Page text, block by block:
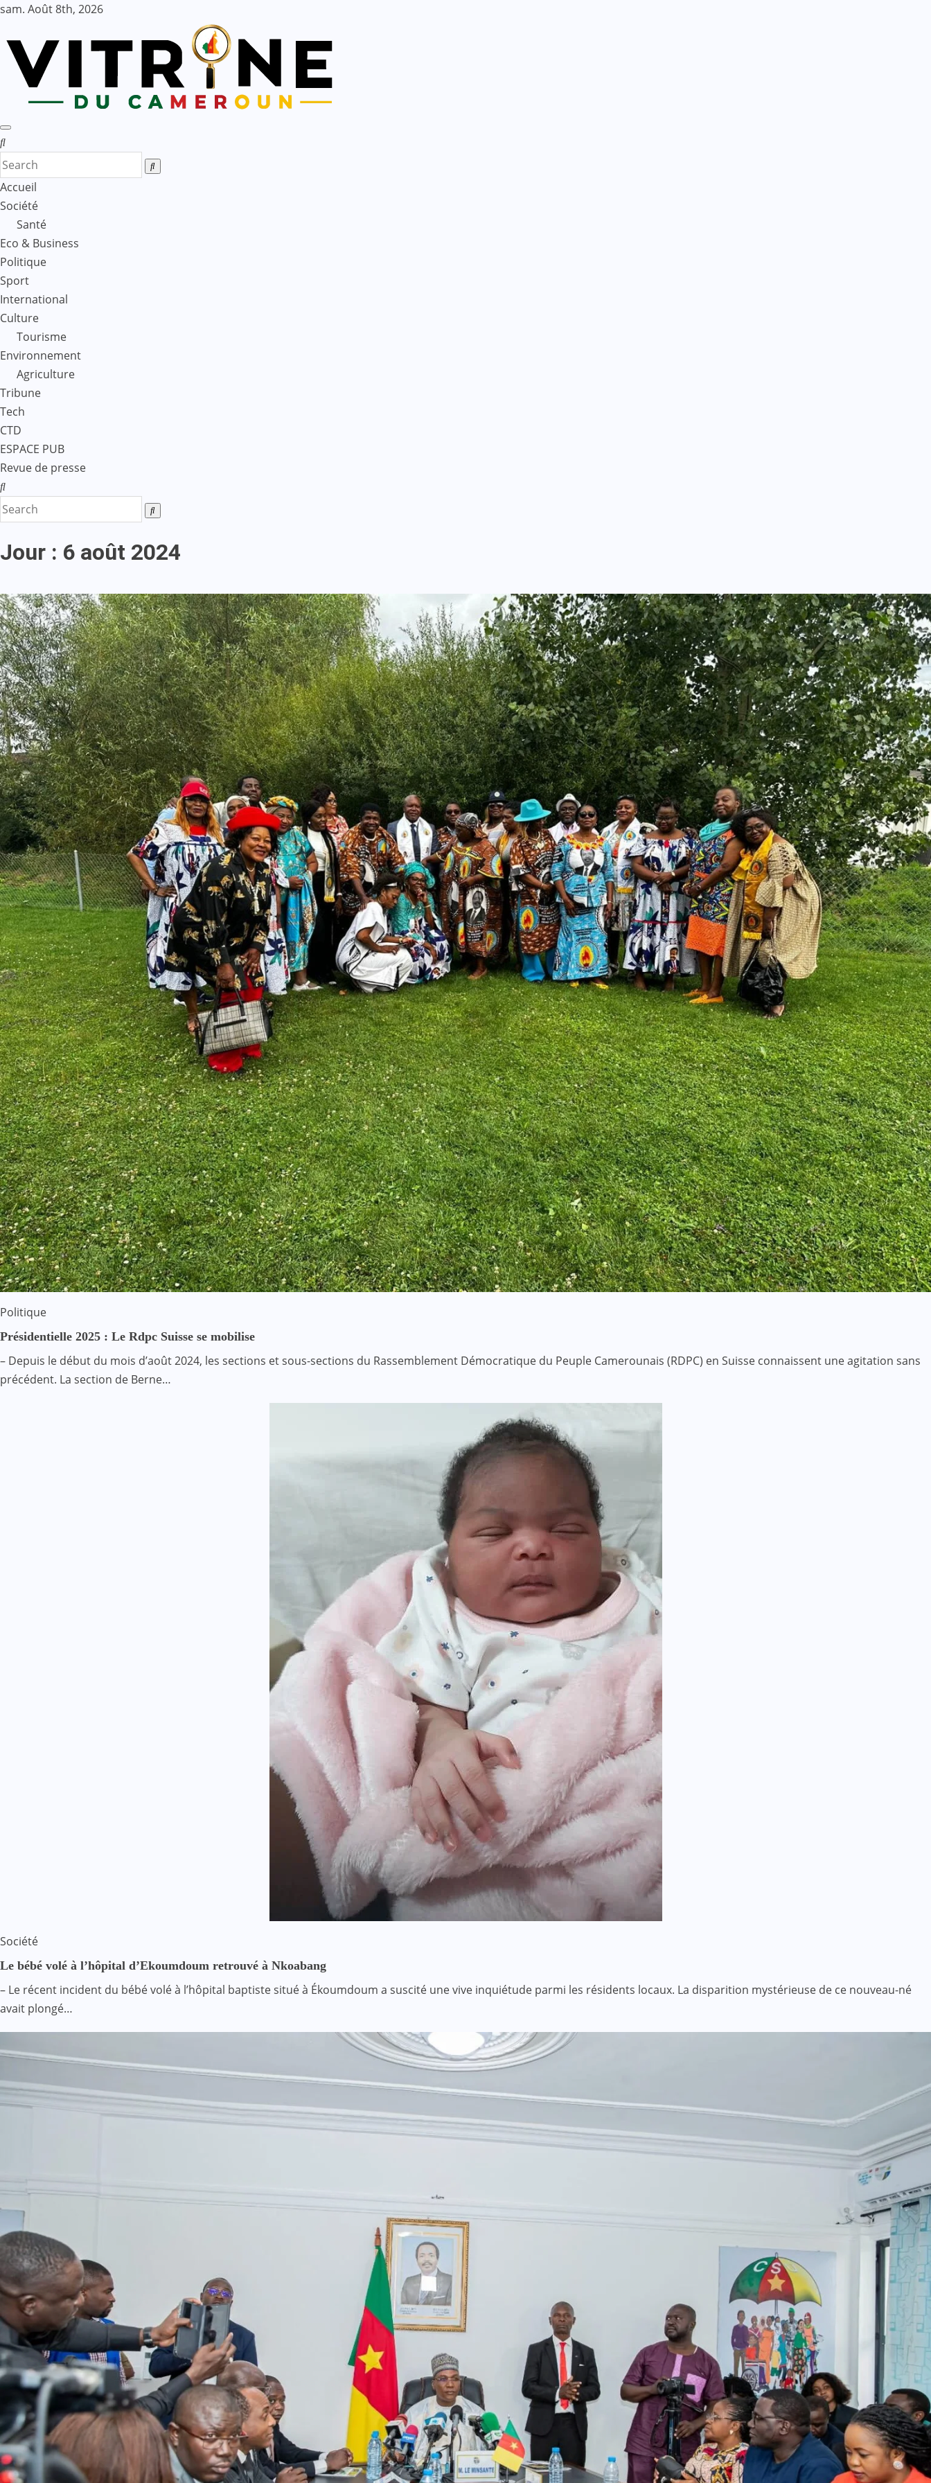
Skip
content
sam. Août 8th, 2026
Accueil
Société
Santé
Eco & Business
Politique
Sport
International
Culture
Tourisme
Environnement
Agriculture
Tribune
Tech
CTD
ESPACE PUB
Revue de presse
Jour : 6 août 2024
Politique
Présidentielle 2025 : Le Rdpc Suisse se mobilise
– Depuis le début du mois d’août 2024, les sections et sous-sections du Rassemblement Démocratique du Peuple Camerounais (RDPC) en Suisse connaissent une agitation sans
précédent. La section de Berne…
Société
Le bébé volé à l’hôpital d’Ekoumdoum retrouvé à Nkoabang
– Le récent incident du bébé volé à l’hôpital baptiste situé à Ékoumdoum a suscité une vive inquiétude parmi les résidents locaux. La disparition mystérieuse de ce nouveau-né
avait plongé…